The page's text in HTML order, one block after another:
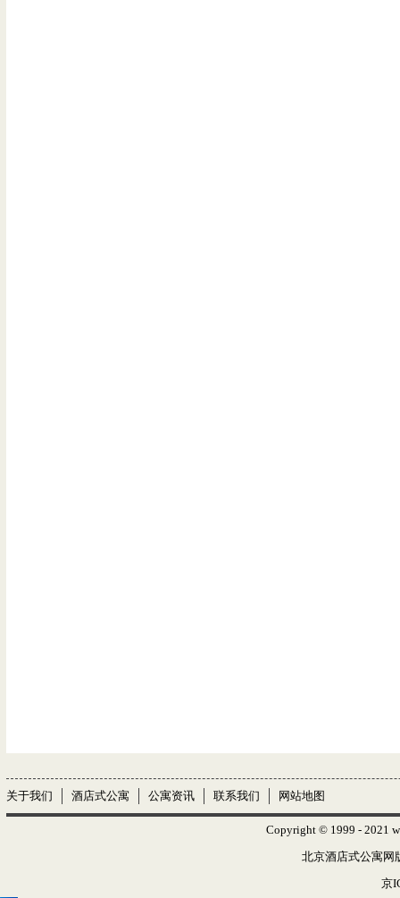
关于我们 酒店式公寓 公寓资讯 联系我们 网站地图
Copyright © 1999 - 2021
北京酒店式公寓网
京